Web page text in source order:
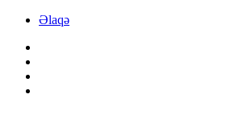
Əlaqə